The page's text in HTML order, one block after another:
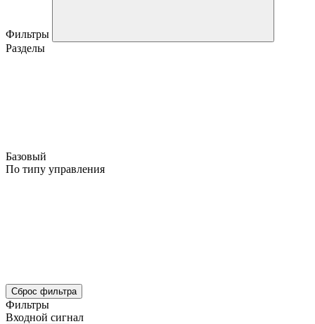
Фильтры
Разделы
Базовый
По типу управления
Сброс фильтра
Фильтры
Входной сигнал